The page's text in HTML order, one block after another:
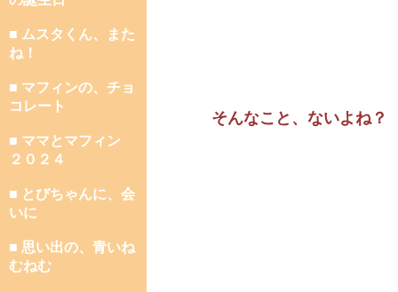
■ ムスタくん、また
ね！
■ マフィンの、チョ
コレート
■ ママとマフィン
２０２４
■ とびちゃんに、会
いに
■ 思い出の、青いね
むねむ
そんなこと、ないよね？